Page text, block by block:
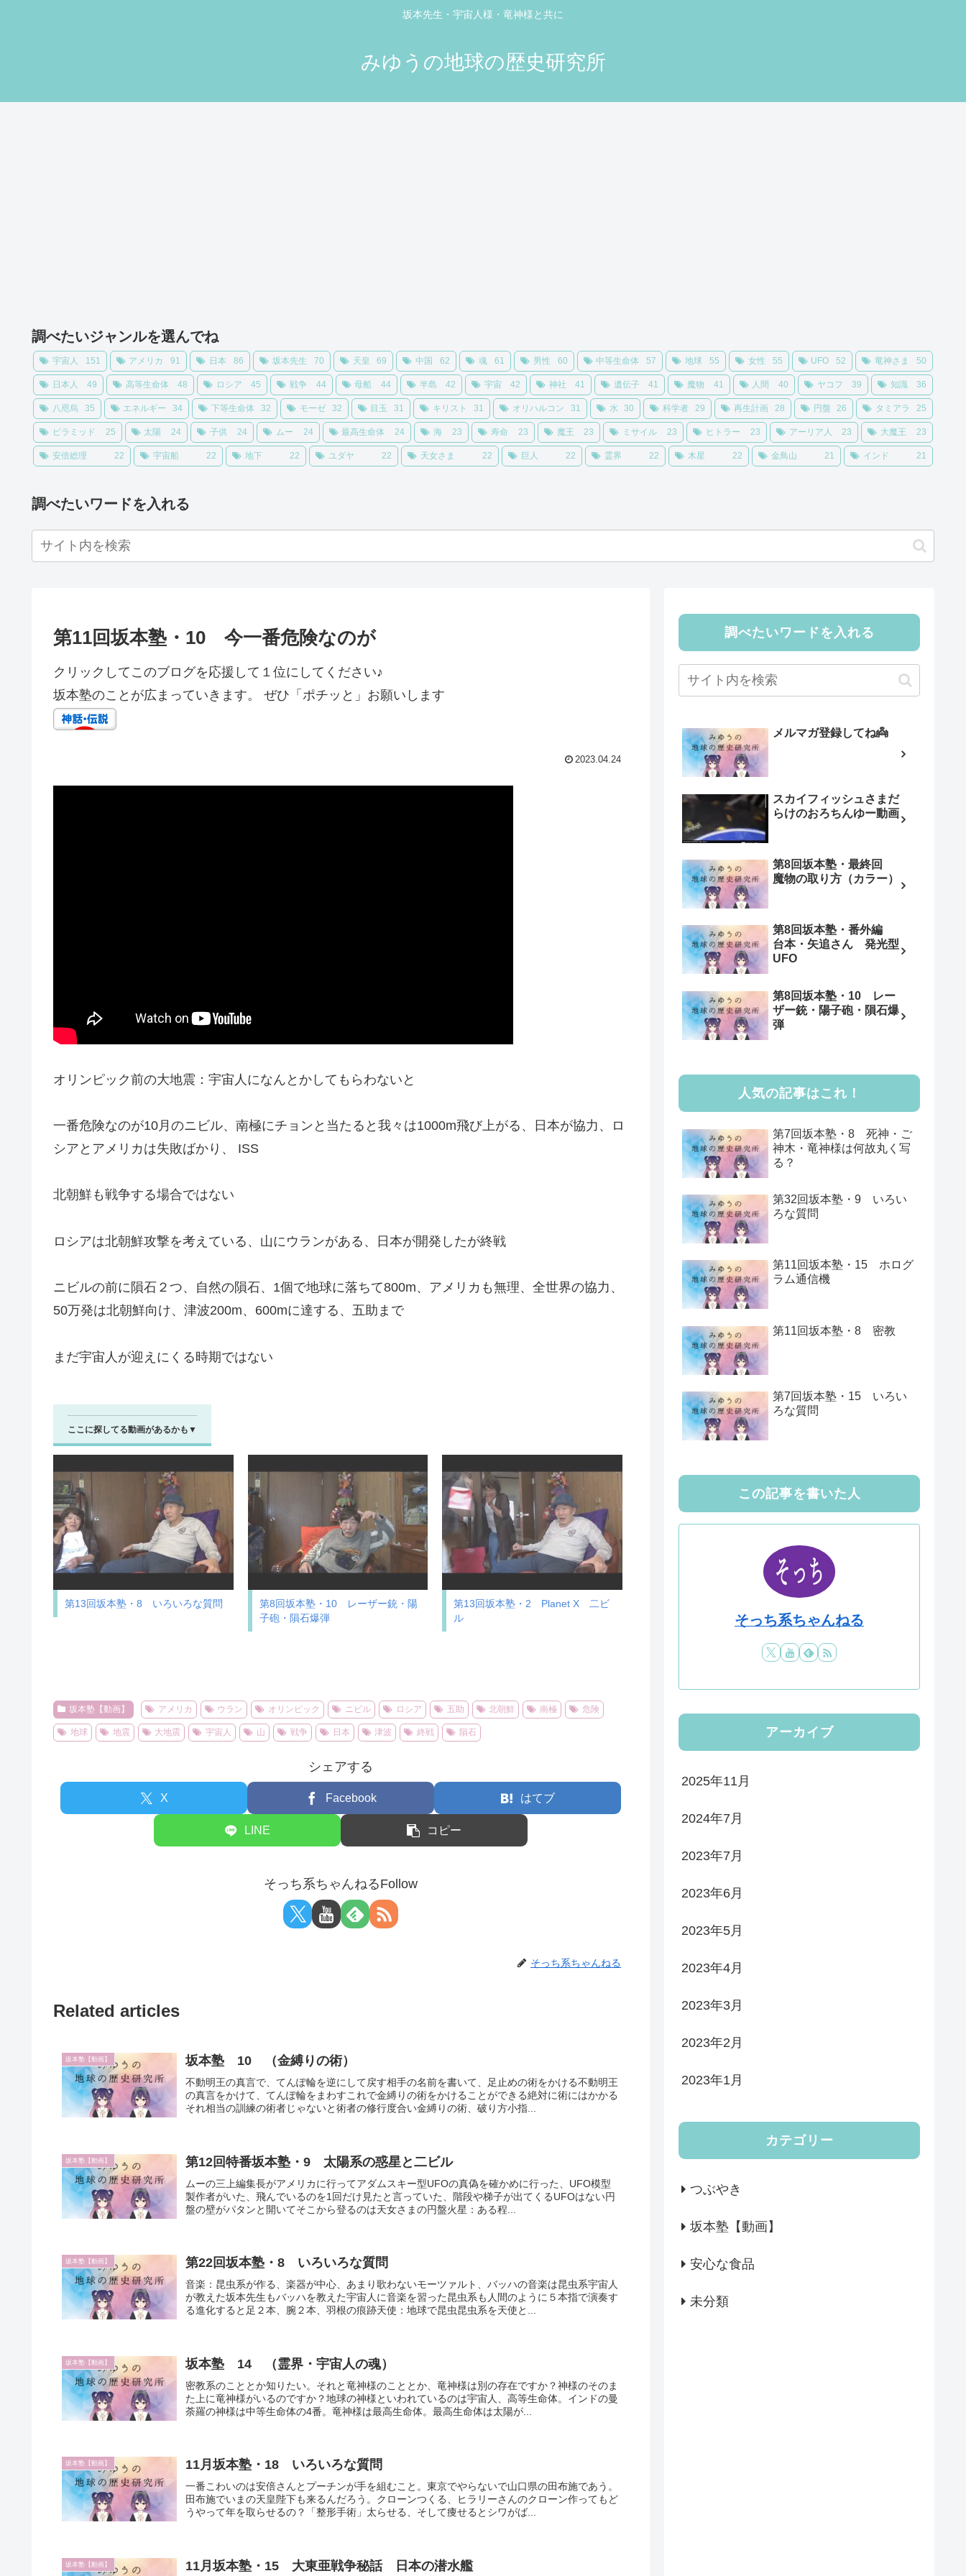
坂本先生・宇宙人様・竜神様と共に
みゆうの地球の歴史研究所
調べたいジャンルを選んでね
宇宙人 151 アメリカ 91 日本 86 坂本先生 70 天皇 69 中国 62 魂 61 男性 60 中等生命体 57 地球 55 女性 55 UFO 52 竜神さま 50
日本人 49 高等生命体 48 ロシア 45 戦争 44 母船 44 半島 42 宇宙 42 神社 41 遺伝子 41 魔物 41 人間 40 ヤコフ 39 知識 36
八咫烏 35 エネルギー 34 下等生命体 32 モーゼ 32 目玉 31 キリスト 31 オリハルコン 31 水 30 科学者 29 再生計画 28 円盤 26 タミアラ 25
ピラミッド 25 太陽 24 子供 24 ムー 24 最高生命体 24 海 23 寿命 23 魔王 23 ミサイル 23 ヒトラー 23 アーリア人 23 大魔王 23
安倍総理 22 宇宙船 22 地下 22 ユダヤ 22 天女さま 22 巨人 22 霊界 22 木星 22 金鳥山 21 インド 21
調べたいワードを入れる
第11回坂本塾・10 今一番危険なのが
クリックしてこのブログを応援して１位にしてください♪
坂本塾のことが広まっていきます。 ぜひ「ポチッと」お願いします
2023.04.24
オリンピック前の大地震：宇宙人になんとかしてもらわないと
一番危険なのが10月のニビル、南極にチョンと当たると我々は1000m飛び上がる、日本が協力、ロ
シアとアメリカは失敗ばかり、 ISS
北朝鮮も戦争する場合ではない
ロシアは北朝鮮攻撃を考えている、山にウランがある、日本が開発したが終戦
ニビルの前に隕石２つ、自然の隕石、1個で地球に落ちて800m、アメリカも無理、全世界の協力、
50万発は北朝鮮向け、津波200m、600mに達する、五助まで
まだ宇宙人が迎えにくる時期ではない
ここに探してる動画があるかも▼
第13回坂本塾・8 いろいろな質問
第8回坂本塾・10 レーザー銃・陽
子砲・隕石爆弾
第13回坂本塾・2 Planet X 二ビ
ル
坂本塾【動画】 アメリカ ウラン オリンピック ニビル ロシア 五助 北朝鮮 南極 危険
地球 地震 大地震 宇宙人 山 戦争 日本 津波 終戦 隕石
シェアする
X Facebook はてブ
LINE コピー
そっち系ちゃんねるFollow
そっち系ちゃんねる
Related articles
坂本塾【動画】 坂本塾 10 （金縛りの術）
不動明王の真言で、てんぽ輪を逆にして戻す相手の名前を書いて、足止めの術をかける不動明王
の真言をかけて、てんぽ輪をまわすこれで金縛りの術をかけることができる絶対に術にはかかる
それ相当の訓練の術者じゃないと術者の修行度合い金縛りの術、破り方小指...
坂本塾【動画】 第12回特番坂本塾・9 太陽系の惑星と二ビル
ムーの三上編集長がアメリカに行ってアダムスキー型UFOの真偽を確かめに行った、UFO模型
製作者がいた、飛んでいるのを1回だけ見たと言っていた、階段や梯子が出てくるUFOはない円
盤の壁がパタンと開いてそこから登るのは天女さまの円盤火星：ある程...
坂本塾【動画】 第22回坂本塾・8 いろいろな質問
音楽：昆虫系が作る、楽器が中心、あまり歌わないモーツァルト、バッハの音楽は昆虫系宇宙人
が教えた坂本先生もバッハを教えた宇宙人に音楽を習った昆虫系も人間のように５本指で演奏す
る進化すると足２本、腕２本、羽根の痕跡天使：地球で昆虫昆虫系を天使と...
坂本塾【動画】 坂本塾 14 （霊界・宇宙人の魂）
密教系のこととか知りたい。それと竜神様のこととか、竜神様は別の存在ですか？神様のそのま
た上に竜神様がいるのですか？地球の神様といわれているのは宇宙人、高等生命体。インドの曼
荼羅の神様は中等生命体の4番。竜神様は最高生命体。最高生命体は太陽が...
坂本塾【動画】 11月坂本塾・18 いろいろな質問
一番こわいのは安倍さんとプーチンが手を組むこと。東京でやらないで山口県の田布施であう。
田布施でいまの天皇陛下も来るんだろう。クローンつくる、ヒラリーさんのクローン作ってもど
うやって年を取らせるの？「整形手術」太らせる、そして痩せるとシワがば...
坂本塾【動画】 11月坂本塾・15 大東亜戦争秘話 日本の潜水艦
調べたいワードを入れる
メルマガ登録してね👼
スカイフィッシュさまだ
らけのおろちんゆー動画
第8回坂本塾・最終回
魔物の取り方（カラー）
第8回坂本塾・番外編
台本・矢追さん 発光型
UFO
第8回坂本塾・10 レー
ザー銃・陽子砲・隕石爆
弾
人気の記事はこれ！
第7回坂本塾・8 死神・ご
神木・竜神様は何故丸く写
る？
第32回坂本塾・9 いろい
ろな質問
第11回坂本塾・15 ホログ
ラム通信機
第11回坂本塾・8 密教
第7回坂本塾・15 いろい
ろな質問
この記事を書いた人
そっち系ちゃんねる
アーカイブ
2025年11月
2024年7月
2023年7月
2023年6月
2023年5月
2023年4月
2023年3月
2023年2月
2023年1月
カテゴリー
つぶやき
坂本塾【動画】
安心な食品
未分類